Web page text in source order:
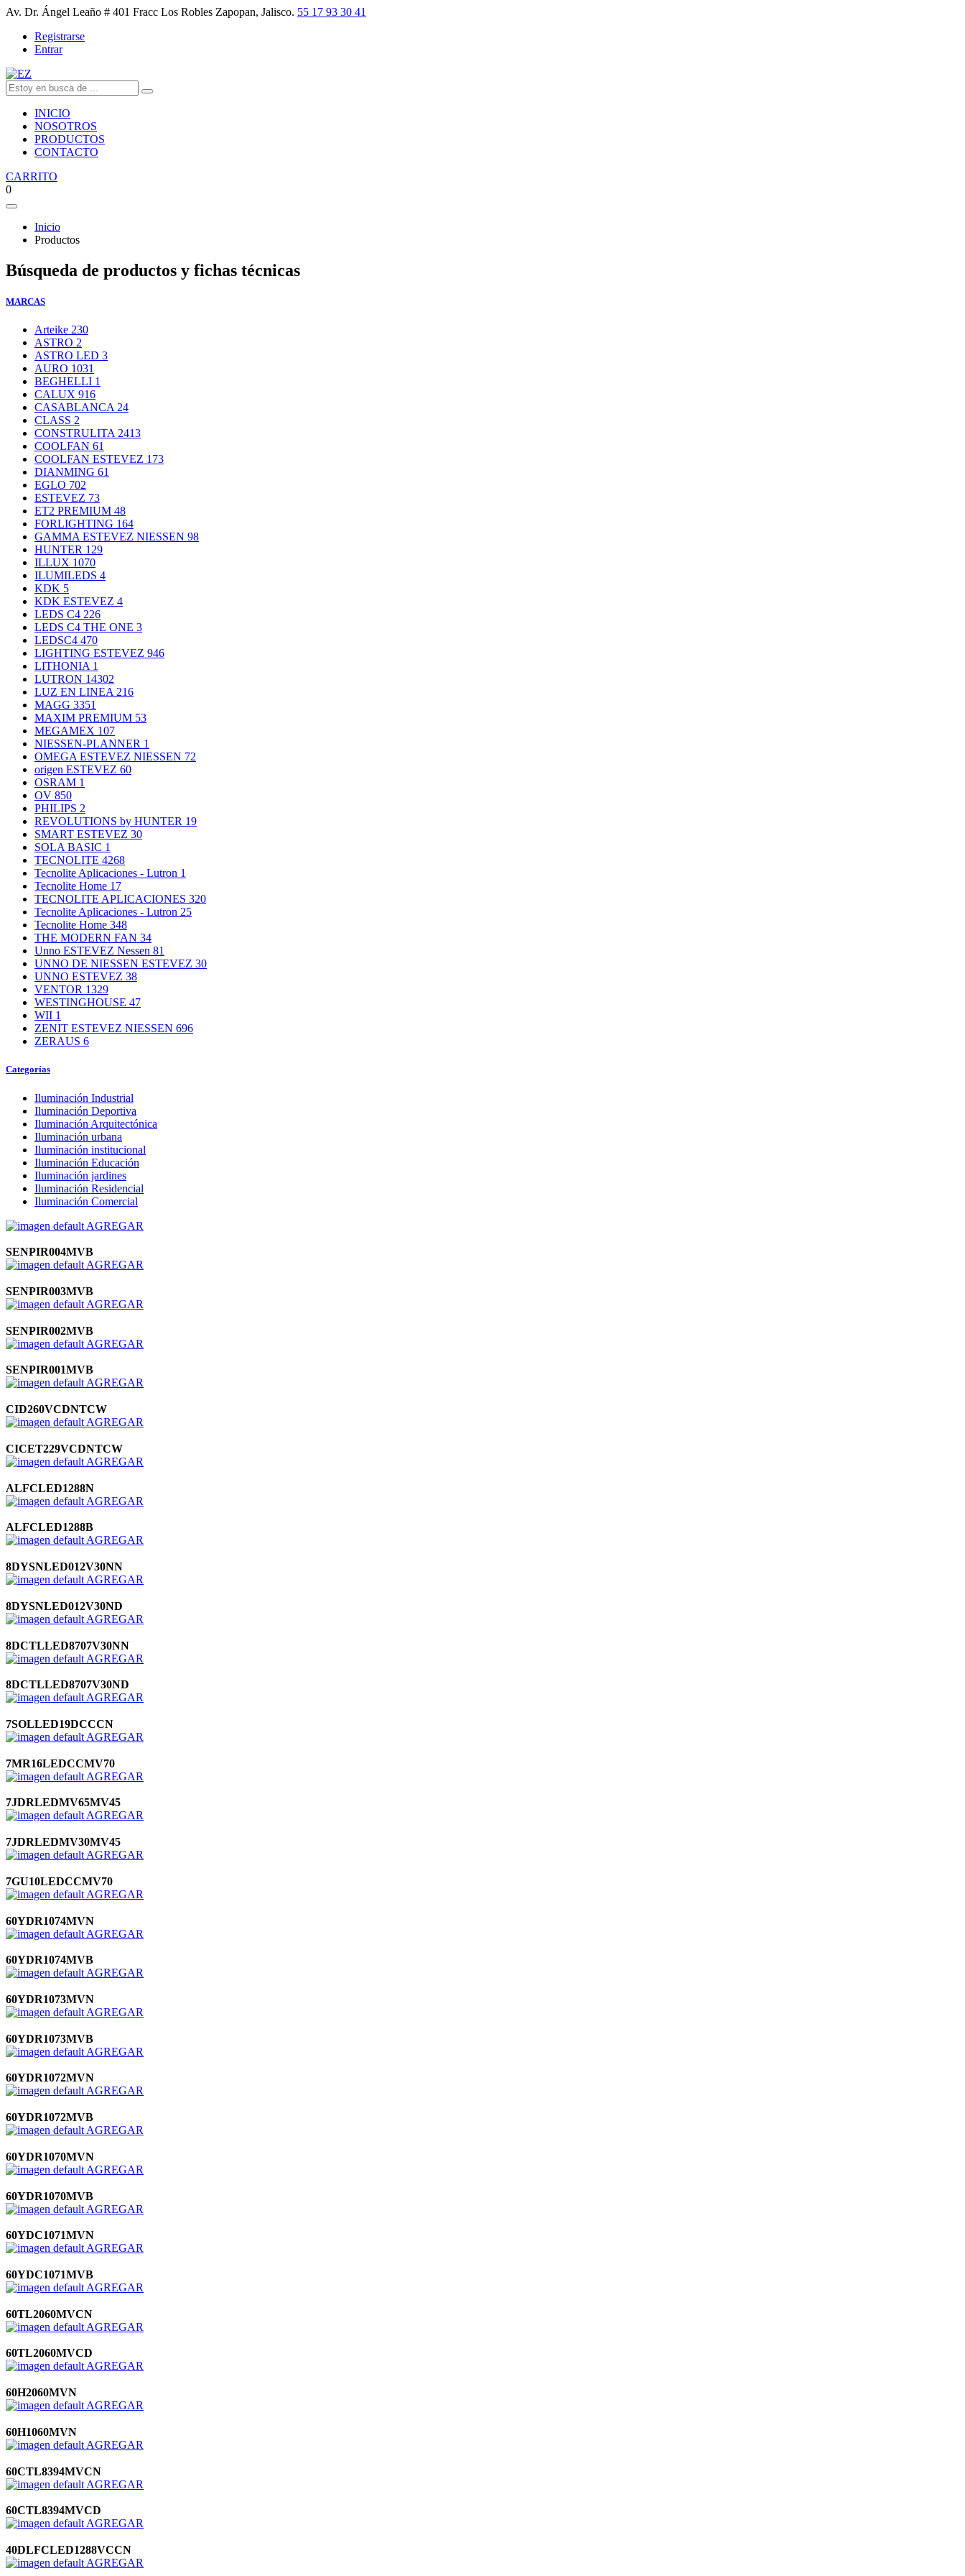
Av. Dr. Ángel Leaño # 401 Fracc Los Robles Zapopan, Jalisco. 55 17 93 30 41
Registrarse
Entrar
INICIO
NOSOTROS
PRODUCTOS
CONTACTO
CARRITO
0
Inicio
Productos
Búsqueda de productos y fichas técnicas
MARCAS
Arteike 230
ASTRO 2
ASTRO LED 3
AURO 1031
BEGHELLI 1
CALUX 916
CASABLANCA 24
CLASS 2
CONSTRULITA 2413
COOLFAN 61
COOLFAN ESTEVEZ 173
DIANMING 61
EGLO 702
ESTEVEZ 73
ET2 PREMIUM 48
FORLIGHTING 164
GAMMA ESTEVEZ NIESSEN 98
HUNTER 129
ILLUX 1070
ILUMILEDS 4
KDK 5
KDK ESTEVEZ 4
LEDS C4 226
LEDS C4 THE ONE 3
LEDSC4 470
LIGHTING ESTEVEZ 946
LITHONIA 1
LUTRON 14302
LUZ EN LINEA 216
MAGG 3351
MAXIM PREMIUM 53
MEGAMEX 107
NIESSEN-PLANNER 1
OMEGA ESTEVEZ NIESSEN 72
origen ESTEVEZ 60
OSRAM 1
OV 850
PHILIPS 2
REVOLUTIONS by HUNTER 19
SMART ESTEVEZ 30
SOLA BASIC 1
TECNOLITE 4268
Tecnolite Aplicaciones - Lutron 1
Tecnolite Home 17
TECNOLITE APLICACIONES 320
Tecnolite Aplicaciones - Lutron 25
Tecnolite Home 348
THE MODERN FAN 34
Unno ESTEVEZ Nessen 81
UNNO DE NIESSEN ESTEVEZ 30
UNNO ESTEVEZ 38
VENTOR 1329
WESTINGHOUSE 47
WII 1
ZENIT ESTEVEZ NIESSEN 696
ZERAUS 6
Categorías
Iluminación Industrial
Iluminación Deportiva
Iluminación Arquitectónica
Iluminación urbana
Iluminación institucional
Iluminación Educación
Iluminación jardines
Iluminación Residencial
Iluminación Comercial
AGREGAR
SENPIR004MVB
AGREGAR
SENPIR003MVB
AGREGAR
SENPIR002MVB
AGREGAR
SENPIR001MVB
AGREGAR
CID260VCDNTCW
AGREGAR
CICET229VCDNTCW
AGREGAR
ALFCLED1288N
AGREGAR
ALFCLED1288B
AGREGAR
8DYSNLED012V30NN
AGREGAR
8DYSNLED012V30ND
AGREGAR
8DCTLLED8707V30NN
AGREGAR
8DCTLLED8707V30ND
AGREGAR
7SOLLED19DCCCN
AGREGAR
7MR16LEDCCMV70
AGREGAR
7JDRLEDMV65MV45
AGREGAR
7JDRLEDMV30MV45
AGREGAR
7GU10LEDCCMV70
AGREGAR
60YDR1074MVN
AGREGAR
60YDR1074MVB
AGREGAR
60YDR1073MVN
AGREGAR
60YDR1073MVB
AGREGAR
60YDR1072MVN
AGREGAR
60YDR1072MVB
AGREGAR
60YDR1070MVN
AGREGAR
60YDR1070MVB
AGREGAR
60YDC1071MVN
AGREGAR
60YDC1071MVB
AGREGAR
60TL2060MVCN
AGREGAR
60TL2060MVCD
AGREGAR
60H2060MVN
AGREGAR
60H1060MVN
AGREGAR
60CTL8394MVCN
AGREGAR
60CTL8394MVCD
AGREGAR
40DLFCLED1288VCCN
AGREGAR